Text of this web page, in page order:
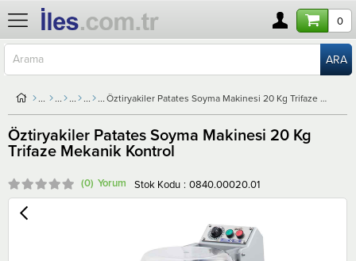
0
Öztiryakiler Patates Soyma Makinesi 20 Kg Trifaze Mekanik Kontrol
Öztiryakiler Patates Soyma Makinesi 20 Kg
Trifaze Mekanik Kontrol
(0) Stok Kodu 0840.00020.01